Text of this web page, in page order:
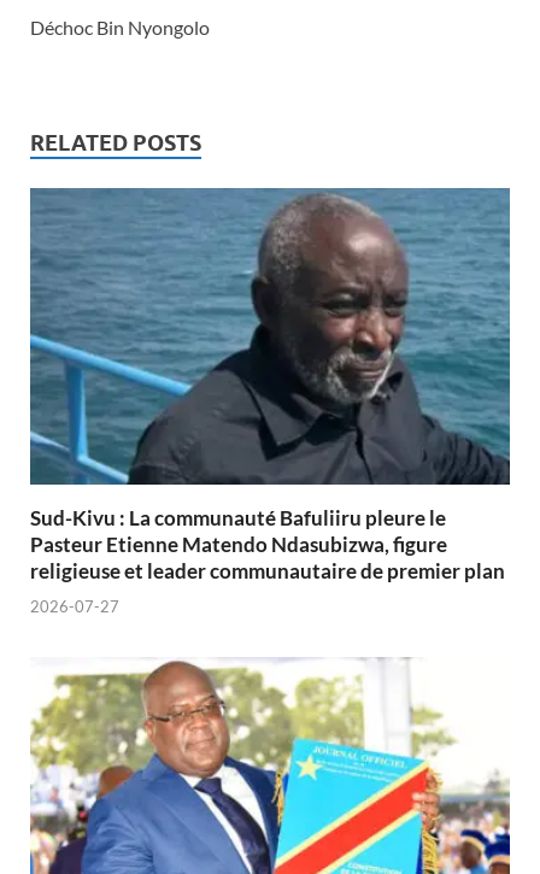
‎Déchoc Bin Nyongolo
RELATED POSTS
Sud-Kivu : La communauté Bafuliiru pleure le
Pasteur Etienne Matendo Ndasubizwa, figure
religieuse et leader communautaire de premier plan
2026-07-27